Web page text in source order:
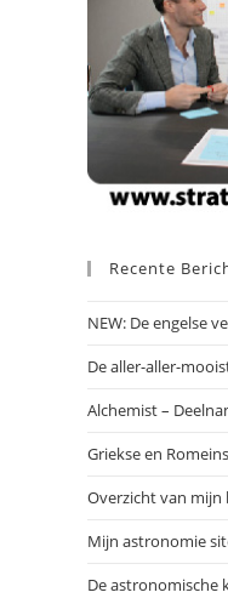
Recente
NEW: De engelse
De aller-aller-
Alchemist –
Griekse en
Overzicht van mijn
Mijn astronomie
De astronomische